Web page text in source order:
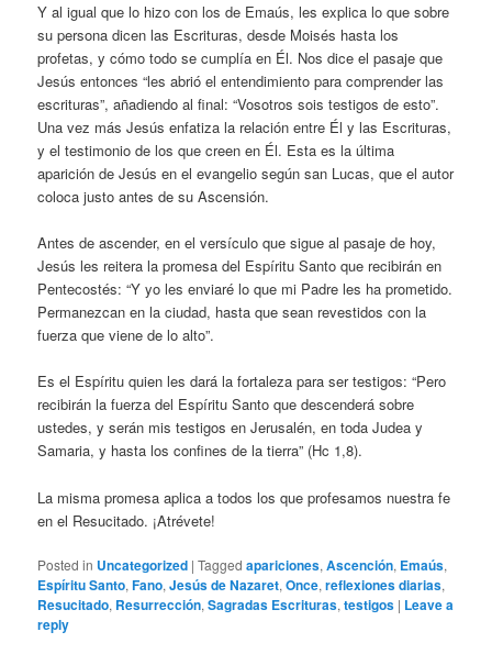
Y al igual que lo hizo con los de Emaús, les explica lo que sobre
su persona dicen las Escrituras, desde Moisés hasta los
profetas, y cómo todo se cumplía en Él. Nos dice el pasaje que
Jesús entonces “les abrió el entendimiento para comprender las
escrituras”, añadiendo al final: “Vosotros sois testigos de esto”.
Una vez más Jesús enfatiza la relación entre Él y las Escrituras,
y el testimonio de los que creen en Él. Esta es la última
aparición de Jesús en el evangelio según san Lucas, que el autor
coloca justo antes de su Ascensión.
Antes de ascender, en el versículo que sigue al pasaje de hoy,
Jesús les reitera la promesa del Espíritu Santo que recibirán en
Pentecostés: “Y yo les enviaré lo que mi Padre les ha prometido.
Permanezcan en la ciudad, hasta que sean revestidos con la
fuerza que viene de lo alto”.
Es el Espíritu quien les dará la fortaleza para ser testigos: “Pero
recibirán la fuerza del Espíritu Santo que descenderá sobre
ustedes, y serán mis testigos en Jerusalén, en toda Judea y
Samaria, y hasta los confines de la tierra” (Hc 1,8).
La misma promesa aplica a todos los que profesamos nuestra fe
en el Resucitado. ¡Atrévete!
Posted in Uncategorized |Tagged apariciones,Ascención, Emaús,
Espíritu Santo,Fano,Jesús de Nazaret,Once,reflexiones diarias,
Resucitado, Resurrección,Sagradas Escrituras,testigos | Leave a
reply